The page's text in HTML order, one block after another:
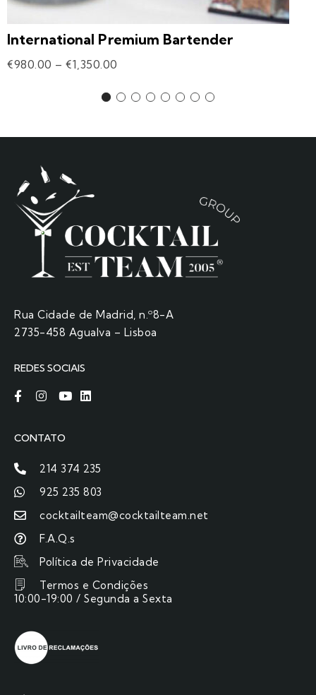
International Premium Bartender
€980.00 – €1,350.00
Rua Cidade de Madrid, n.º8-A
2735-458 Agualva – Lisboa
REDES SOCIAIS
CONTATO
214 374 235
925 235 803
cocktailteam@cocktailteam.net
F.A.Q.s
Política de Privacidade
Termos e Condições
10:00-19:00 / Segunda a Sexta